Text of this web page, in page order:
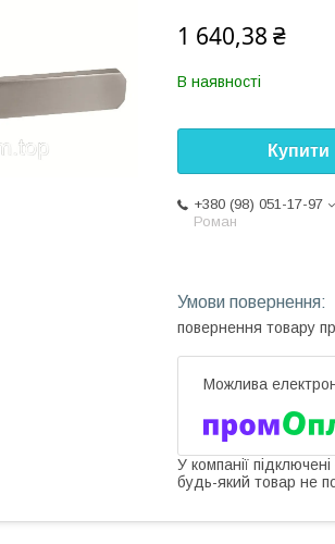
1 640,38 ₴
В наявності
Купити
+380 (98) 051-17-97
Роман
повернення товару
У компанії
будь-який товар не